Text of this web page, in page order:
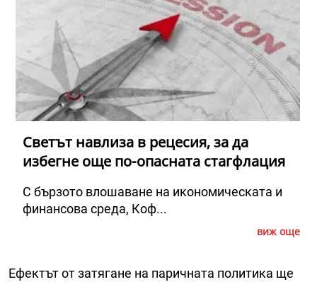
Светът навлиза в рецесия, за да
избегне още по-опасната стагфлация
С бързото влошаване на икономическата и
финансова среда, Коф...
виж още
Ефектът от затягане на паричната политика ще